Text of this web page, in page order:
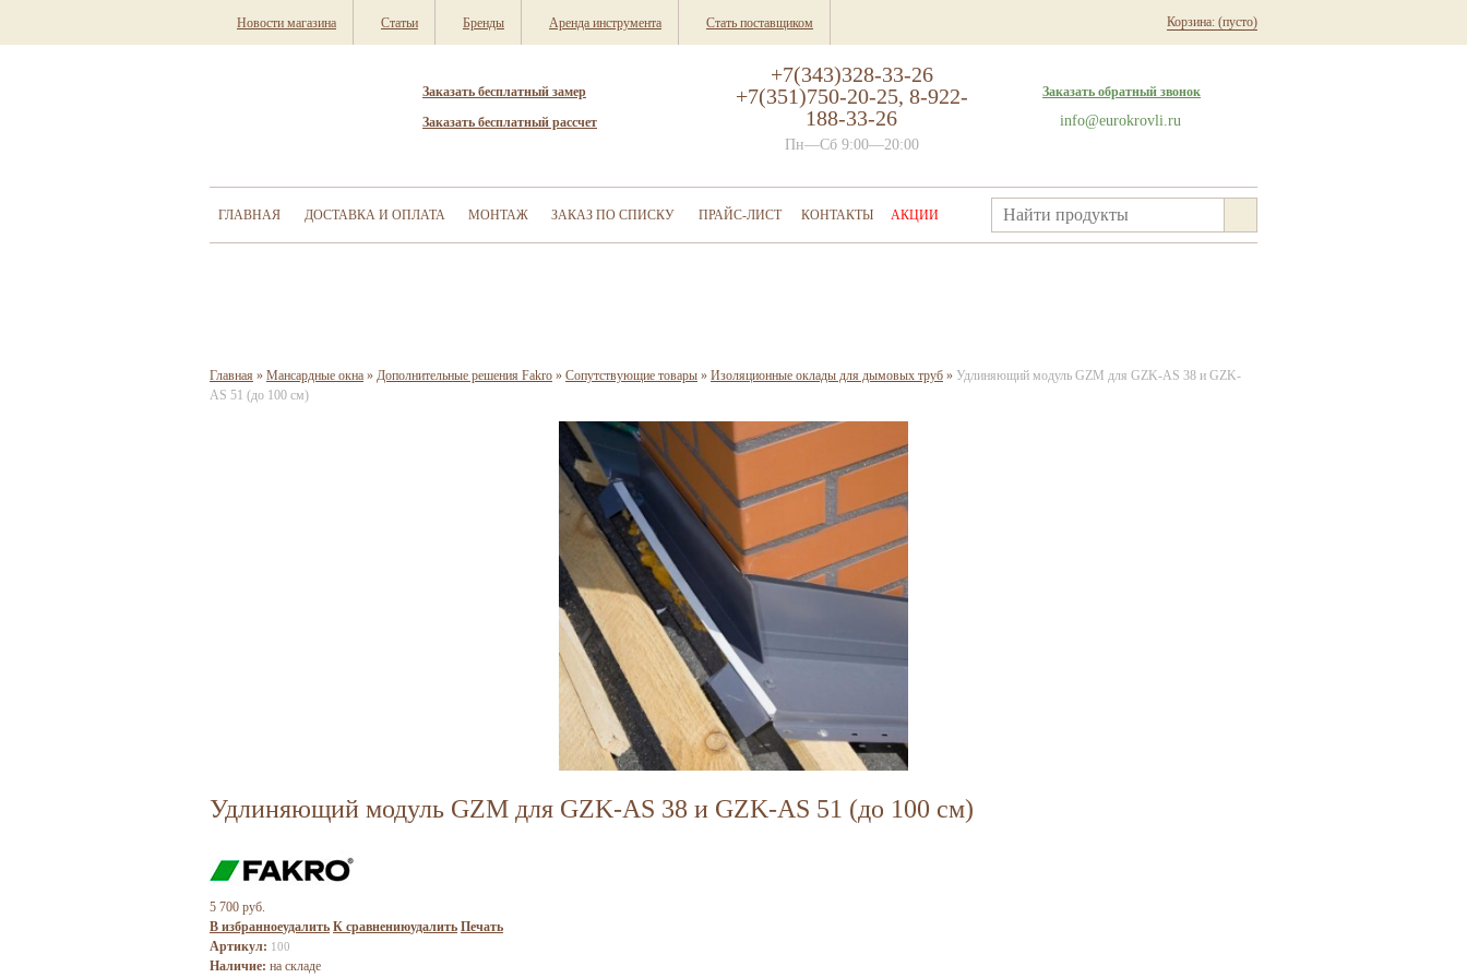
Новости магазина Статьи Бренды Аренда инструмента Стать поставщиком Корзина: (пусто)
Заказать бесплатный замер
Заказать бесплатный рассчет
+7(343)328-33-26
+7(351)750-20-25, 8-922-
188-33-26
Пн—Сб 9:00—20:00
Заказать обратный звонок
info@eurokrovli.ru
ГЛАВНАЯ ДОСТАВКА И ОПЛАТА МОНТАЖ ЗАКАЗ ПО СПИСКУ ПРАЙС-ЛИСТ КОНТАКТЫ АКЦИИ
Главная » Мансардные окна » Дополнительные решения Fakro » Сопутствующие товары » Изоляционные оклады для дымовых труб » Удлиняющий модуль GZM для GZK-AS 38 и GZK-
AS 51 (до 100 см)
Удлиняющий модуль GZM для GZK-AS 38 и GZK-AS 51 (до 100 см)
5 700 руб.
В избранноеудалить К сравнениюудалить Печать
Артикул: 100
Наличие: на складе